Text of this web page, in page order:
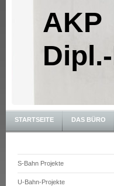
STARTSEITE DAS BÜRO
S-Bahn Projekte
U-Bahn-Projekte